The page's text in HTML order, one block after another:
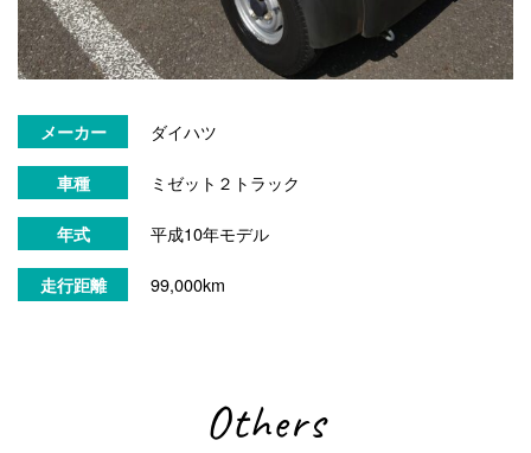
メーカー ダイハツ
車種 ミゼット２トラック
年式 平成10年モデル
走行距離 99,000km
Others